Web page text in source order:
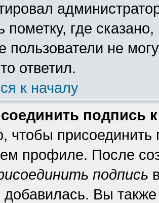
пометку, где
пользователи не
ответил.
к началу
подпись
чтобы
профиле. После
подпись
добавилась. Вы